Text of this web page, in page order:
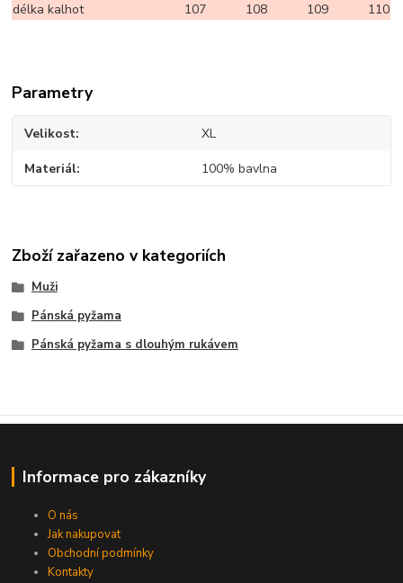
délka kalhot
107 108 109 110
Parametry
Velikost XL
Materiál 100% bavlna
Zboží zařazeno v kategoriích
Muži
Pánská pyžama
Pánská pyžama s dlouhým rukávem
Informace pro zákazníky
O nás
Jak nakupovat
Obchodní podmínky
Kontakty